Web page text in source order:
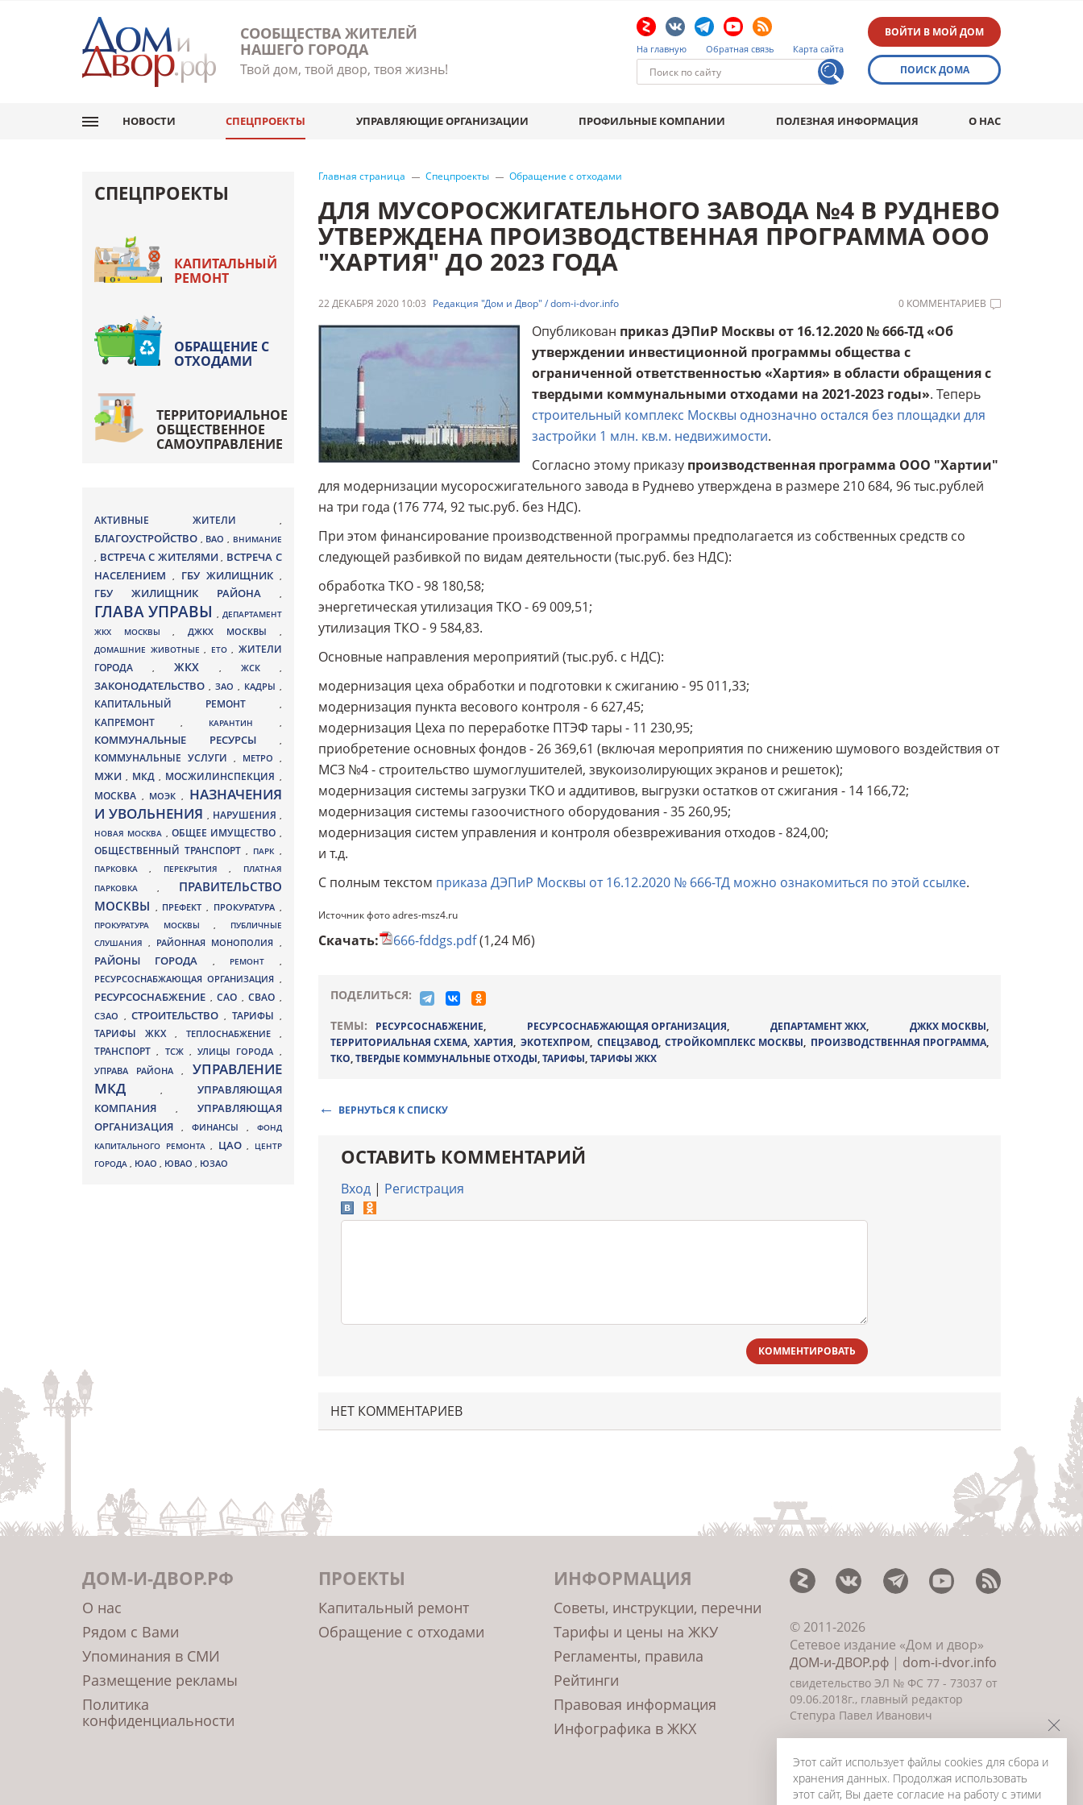
СООБЩЕСТВА ЖИТЕЛЕЙ
НАШЕГО ГОРОДА
Твой дом, твой двор, твоя жизнь!
На главную Обратная связь Карта сайта
ВОЙТИ В МОЙ ДОМ
ПОИСК ДОМА
НОВОСТИ СПЕЦПРОЕКТЫ УПРАВЛЯЮЩИЕ ОРГАНИЗАЦИИ ПРОФИЛЬНЫЕ КОМПАНИИ ПОЛЕЗНАЯ ИНФОРМАЦИЯ О НАС
Главная страница Спецпроекты Обращение с отходами
ДЛЯ МУСОРОСЖИГАТЕЛЬНОГО ЗАВОДА №4 В РУДНЕВО
УТВЕРЖДЕНА ПРОИЗВОДСТВЕННАЯ ПРОГРАММА ООО
"ХАРТИЯ" ДО 2023 ГОДА
22 ДЕКАБРЯ 2020 10:03 Редакция "Дом и Двор" / dom-i-dvor.info 0 КОММЕНТАРИЕВ
Опубликован приказ ДЭПиР Москвы от 16.12.2020 № 666-ТД «Об
утверждении инвестиционной программы общества с
ограниченной ответственностью «Хартия» в области обращения с
твердыми коммунальными отходами на 2021-2023 годы». Теперь
строительный комплекс Москвы однозначно остался без площадки для
застройки 1 млн. кв.м. недвижимости.
Согласно этому приказу производственная программа ООО "Хартии"
для модернизации мусоросжигательного завода в Руднево утверждена в размере 210 684, 96 тыс.рублей
на три года (176 774, 92 тыс.руб. без НДС).
При этом финансирование производственной программы предполагается из собственных средств со
следующей разбивкой по видам деятельности (тыс.руб. без НДС):
обработка ТКО - 98 180,58;
энергетическая утилизация ТКО - 69 009,51;
утилизация ТКО - 9 584,83.
Основные направления мероприятий (тыс.руб. с НДС):
модернизация цеха обработки и подготовки к сжиганию - 95 011,33;
модернизация пункта весового контроля - 6 627,45;
модернизация Цеха по переработке ПТЭФ тары - 11 230,95;
приобретение основных фондов - 26 369,61 (включая мероприятия по снижению шумового воздействия от
МСЗ №4 - строительство шумоглушителей, звукоизолирующих экранов и решеток);
модернизация системы загрузки ТКО и аддитивов, выгрузки остатков от сжигания - 14 166,72;
модернизация системы газоочистного оборудования - 35 260,95;
модернизация систем управления и контроля обезвреживания отходов - 824,00;
и т.д.
С полным текстом приказа ДЭПиР Москвы от 16.12.2020 № 666-ТД можно ознакомиться по этой ссылке.
Источник фото adres-msz4.ru
Скачать: 666-fddgs.pdf(1,24 Мб)
ПОДЕЛИТЬСЯ:
ТЕМЫ:
РЕСУРСОСНАБЖЕНИЕ, РЕСУРСОСНАБЖАЮЩАЯ ОРГАНИЗАЦИЯ, ДЕПАРТАМЕНТ ЖКХ,ДЖКХ МОСКВЫ,
ТЕРРИТОРИАЛЬНАЯ СХЕМА,ХАРТИЯ, ЭКОТЕХПРОМ, СПЕЦЗАВОД,СТРОЙКОМПЛЕКС МОСКВЫ, ПРОИЗВОДСТВЕННАЯ ПРОГРАММА,
ТКО,ТВЕРДЫЕ КОММУНАЛЬНЫЕ ОТХОДЫ,ТАРИФЫ,ТАРИФЫ ЖКХ
ВЕРНУТЬСЯ К СПИСКУ
ОСТАВИТЬ КОММЕНТАРИЙ
Вход| Регистрация
КОММЕНТИРОВАТЬ
НЕТ КОММЕНТАРИЕВ
СПЕЦПРОЕКТЫ
КАПИТАЛЬНЫЙ
РЕМОНТ
ОБРАЩЕНИЕ С
ОТХОДАМИ
ТЕРРИТОРИАЛЬНОЕ
ОБЩЕСТВЕННОЕ
САМОУПРАВЛЕНИЕ
АКТИВНЫЕ ЖИТЕЛИ ,
БЛАГОУСТРОЙСТВО , ВАО , ВНИМАНИЕ
, ВСТРЕЧА С ЖИТЕЛЯМИ, ВСТРЕЧА С
НАСЕЛЕНИЕМ
, ГБУ ЖИЛИЩНИК ,
ГБУ ЖИЛИЩНИК РАЙОНА ,
ГЛАВА УПРАВЫ, ДЕПАРТАМЕНТ
ЖКХ МОСКВЫ,ДЖКХ МОСКВЫ ,
ДОМАШНИЕ ЖИВОТНЫЕ , ЕТО , ЖИТЕЛИ
ГОРОДА
, ЖКХ , ЖСК ,
ЗАКОНОДАТЕЛЬСТВО , ЗАО , КАДРЫ ,
КАПИТАЛЬНЫЙ РЕМОНТ ,
КАПРЕМОНТ , КАРАНТИН ,
КОММУНАЛЬНЫЕ РЕСУРСЫ ,
КОММУНАЛЬНЫЕ УСЛУГИ , МЕТРО ,
МЖИ, МКД , МОСЖИЛИНСПЕКЦИЯ ,
МОСКВА , МОЭК ,
НАЗНАЧЕНИЯ
И УВОЛЬНЕНИЯ , НАРУШЕНИЯ ,
НОВАЯ МОСКВА , ОБЩЕЕ ИМУЩЕСТВО ,
ОБЩЕСТВЕННЫЙ ТРАНСПОРТ, ПАРК ,
ПАРКОВКА, ПЕРЕКРЫТИЯ,
ПЛАТНАЯ
ПАРКОВКА ,
ПРАВИТЕЛЬСТВО
МОСКВЫ , ПРЕФЕКТ, ПРОКУРАТУРА ,
ПРОКУРАТУРА МОСКВЫ ,
ПУБЛИЧНЫЕ
СЛУШАНИЯ, РАЙОННАЯ МОНОПОЛИЯ ,
РАЙОНЫ ГОРОДА , РЕМОНТ ,
РЕСУРСОСНАБЖАЮЩАЯ ОРГАНИЗАЦИЯ ,
РЕСУРСОСНАБЖЕНИЕ , САО , СВАО ,
СЗАО ,СТРОИТЕЛЬСТВО, ТАРИФЫ ,
ТАРИФЫ ЖКХ , ТЕПЛОСНАБЖЕНИЕ ,
ТРАНСПОРТ, ТСЖ , УЛИЦЫ ГОРОДА ,
УПРАВА РАЙОНА, УПРАВЛЕНИЕ
МКД, УПРАВЛЯЮЩАЯ
КОМПАНИЯ
, УПРАВЛЯЮЩАЯ
ОРГАНИЗАЦИЯ
, ФИНАНСЫ , ФОНД
КАПИТАЛЬНОГО РЕМОНТА , ЦАО ,
ЦЕНТР
ГОРОДА , ЮАО , ЮВАО , ЮЗАО
ДОМ-И-ДВОР.РФ
О нас
Рядом с Вами
Упоминания в СМИ
Размещение рекламы
Политика
конфиденциальности
ПРОЕКТЫ
Капитальный ремонт
Обращение с отходами
ИНФОРМАЦИЯ
Советы, инструкции, перечни
Тарифы и цены на ЖКУ
Регламенты, правила
Рейтинги
Правовая информация
Инфографика в ЖКХ
© 2011-2026
Сетевое издание «Дом и двор»
ДОМ-и-ДВОР.рф| dom-i-dvor.info
свидетельство ЭЛ № ФС 77 - 73037 от
09.06.2018г., главный редактор
Степура Павел Иванович
«ИнфоДизайн» 2011—2026
Этот сайт использует файлы cookies для сбора и
хранения данных. Продолжая использовать
этот сайт, Вы даете согласие на работу с этими